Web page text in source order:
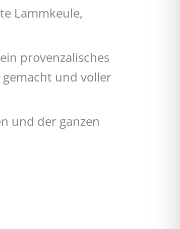
Lammkeule,
provenzalisches
und voller
und der ganzen